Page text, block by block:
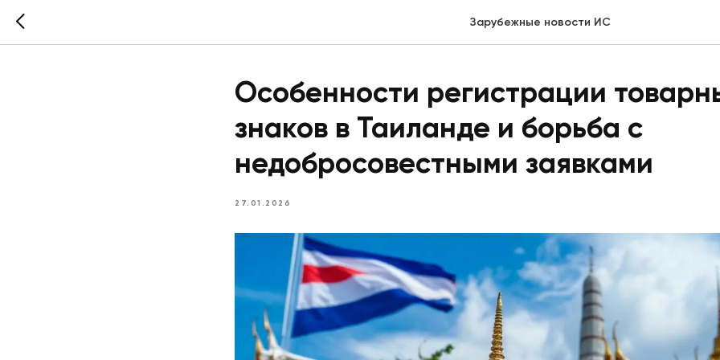
Зарубежные новости ИС
Особенности регистрации
знаков в Таиланде и борьба с
недобросовестными заявками
27.01.2026